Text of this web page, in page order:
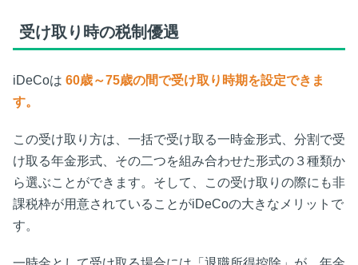
受け取り時の税制優遇
iDeCoは 60歳～75歳の間で受け取り時期を設定できま
す。
この受け取り方は、一括で受け取る一時金形式、分割で受
け取る年金形式、その二つを組み合わせた形式の３種類か
ら選ぶことができます。そして、この受け取りの際にも非
課税枠が用意されていることがiDeCoの大きなメリットで
す。